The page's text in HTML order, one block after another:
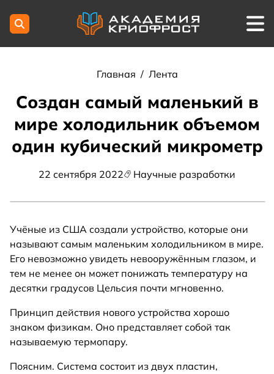
Главная / Лента
Создан самый маленький в
мире холодильник объемом
один кубический микрометр
22 сентября 2022 Научные разработки
Учёные из США создали устройство, которые они
называют самым маленьким холодильником в мире.
Его невозможно увидеть невооружённым глазом, и
тем не менее он может понижать температуру на
десятки градусов Цельсия почти мгновенно.
Принцип действия нового устройства хорошо
знаком физикам. Оно представляет собой так
называемую термопару.
Поясним. Система состоит из двух пластин,